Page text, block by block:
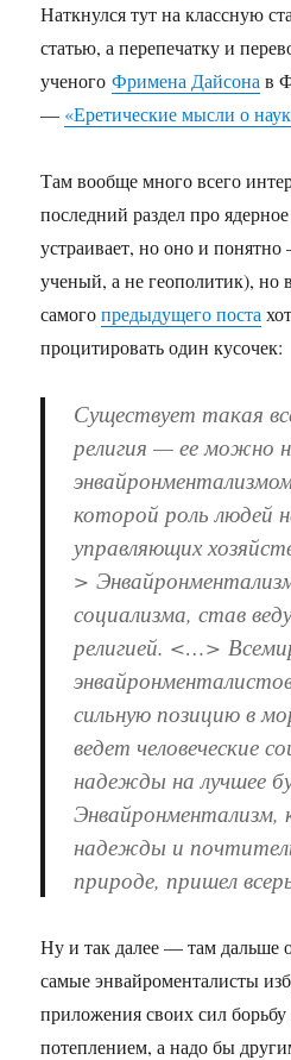
Наткнулся тут на классную
статью, а перепечатку и
ученогоФримена Дайсона в
— «Еретические мысли о
Там вообще много всего
последний раздел про
устраивает, но оно и
ученый, а не геополитик), но
самогопредыдущего поста
процитировать один кусочек:
Существует такая
религия — ее можно
которой роль людей
управляющих
>
социализма, став
религией. <…>
сильную позицию в
ведет человеческие
надежды на лучшее
Энвайронментализм,
надежды и
природе, пришел
Ну и так далее — там дальше
самые энвайроменталисты
приложения своих сил
потеплением, а надо бы